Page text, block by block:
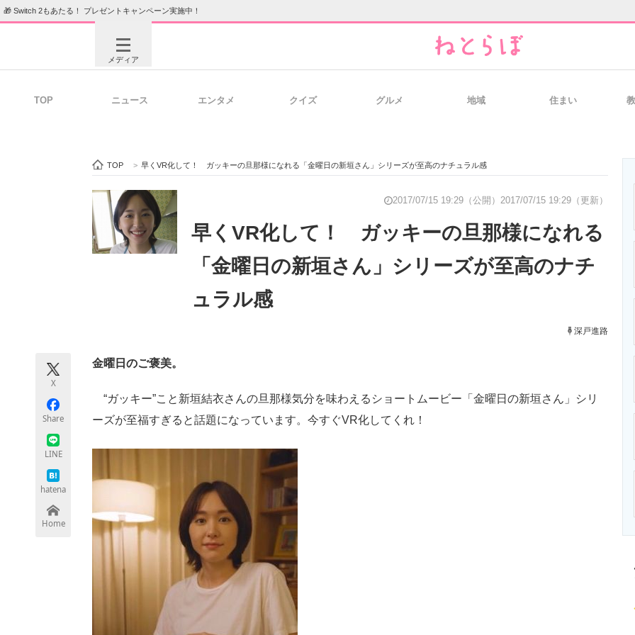
🎁 Switch 2もあたる！ プレゼントキャンペーン実施中！
メディア
ビジネスと働き方のヒント
ITエンジニア向け専門サイト 企業向けIT製品の総合サイト IT製品の技術・比較・事例 製造業のIT導入
エネルギーの
ちょっと気になるネットの話題
TOP ニュース エンタメ クイズ グルメ 地域 住まい
TOP > 早くVR化して！ ガッキーの旦那様になれる「金曜日の新垣さん」シリーズが至高のナチュラル感
2017/07/15 19:29（公開） 2017/07/15 19:29（更新）
早くVR化して！ ガッキーの旦那様になれる
「金曜日の新垣さん」シリーズが至高のナチ
ュラル感
深戸進路
X
Share
LINE
hatena
Home
金曜日のご褒美。
“ガッキー”こと新垣結衣さんの旦那様気分を味わえるショートムービー「金曜日の新垣さん」シリ
ーズが至福すぎると話題になっています。今すぐVR化してくれ！